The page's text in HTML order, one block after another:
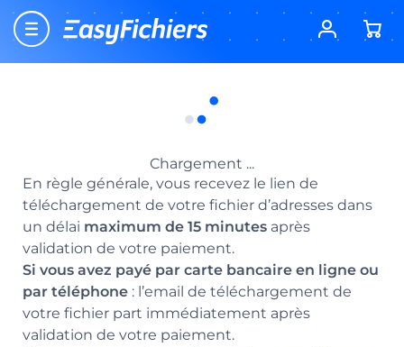
Chargement ...
-15%
Nouveau client EasyFichiers ? Profitez dès
aujourd’hui d’une offre exceptionnelle à partir de
149€ HT d’achat ! Code
Accueil
Questions fréquentes
Quel est le délai de livraison de mon fichier ?
moyen de paiement utilisé :
En règle générale, vous recevez le lien de
téléchargement de votre fichier d’adresses dans
un délai maximum de 15 minutes après
validation de votre paiement.
Si vous avez payé par carte bancaire en ligne ou
par téléphone : l’email de téléchargement de
votre fichier part immédiatement après
validation de votre paiement.